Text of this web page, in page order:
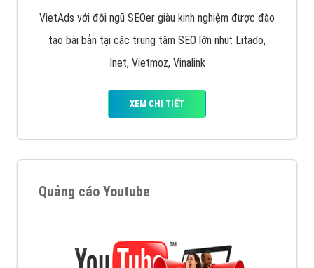
VietAds với đội ngũ SEOer giàu kinh nghiệm được đào
tạo bài bản tại các trung tâm SEO lớn như: Litado,
Inet, Vietmoz, Vinalink
XEM CHI TIẾT
Quảng cáo Youtube